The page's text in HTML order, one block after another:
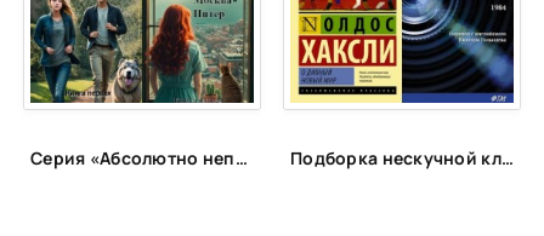
Серия «Абсолютно неправильные люди» Подборка нескучной классики